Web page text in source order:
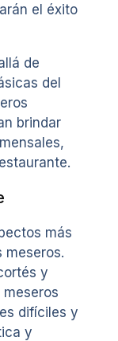
el éxito
de
del
brindar
más
meseros.
y
difíciles y
y